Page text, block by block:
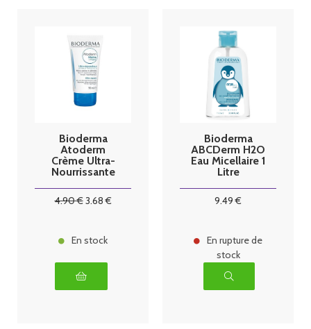
Bioderma
Atoderm
Crème Ultra-
Nourrissante
Ongles 50ml
4.90€3.68€
En stock
Bioderma
ABCDerm H2O
Eau Micellaire 1
Litre
9.49 €
En rupture de
stock